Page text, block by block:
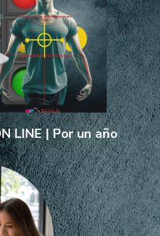
LINE | Por un año